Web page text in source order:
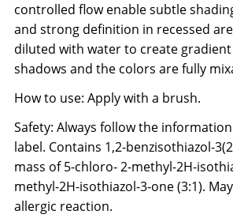
controlled flow enable subtle
and strong definition in recessed
diluted with water to create
shadows and the colors are fully
How to use: Apply with a brush.
Safety: Always follow the
label. Contains 1,2-benzisothiazol-
mass of 5-chloro- 2-methyl-2H-
methyl-2H-isothiazol-3-one (3:1).
allergic reaction.